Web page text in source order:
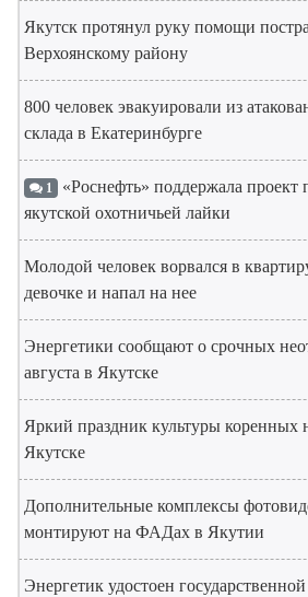
Якутск протянул руку помощи
Верхоянскому району
800 человек эвакуировали из
склада в Екатеринбурге
1 «Роснефть» поддержала проект
якутской охотничьей лайки
Молодой человек ворвался в
девочке и напал на нее
Энергетики сообщают о срочных
августа в Якутске
Яркий праздник культуры коренных
Якутске
Дополнительные комплексы
монтируют на ФАДах в Якутии
Энергетик удостоен